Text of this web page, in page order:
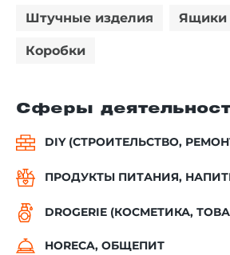
Штучные изделия Ящики
Коробки
Сферы
DIY (СТРОИТЕЛЬСТВО,
ПРОДУКТЫ ПИТАНИЯ,
DROGERIE (КОСМЕТИКА,
HORECA, ОБЩЕПИТ